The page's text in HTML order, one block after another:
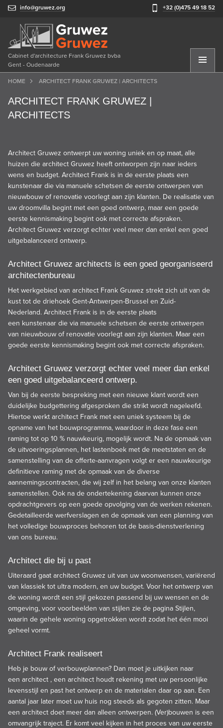
info@gruwez.org +32 (0)475 49 18 52
Cabinet d'architecture Frank Gruwez bvba
Gent - Oudenaarde
HOME ARCHITECT FRANK GRUWEZ | ARCHITECTS
ARCHITECT FRANK GRUWEZ |
ARCHITECTS
Architect Gruwez ontwerpt uw woning uniek en op maat, alle
huizen die architect Gruwez heeft ontworpen zijn naar ieders
wens en budget. Architect Frank is in de eerste plaats een
kunstenaar die via manuele schetsen de eerste ontwerpen van
nieuwbouw of renovatie voorlegt aan zijn klanten. De realisatie van
uw droomvilla begint met een goed ontwerp, maar een goede
eerste kennismaking begint ook met correcte afspraken.
Architect Gruwez verzorgt echter veel meer dan enkel een goed
uitgebalanceerd ontwerp.
Architect Gruwez architects is een goed georganiseerd
architectenbureau
Het werkgebied van architect Frank Gruwez strekt zich uit van de
kust tot de driehoek Gent-Antwerpen-Brussel en Zuid-
Nederland. Architect Frank is in de eerste plaats
een kunstenaar die via manuele schetsen de eerste ontwerpen
van nieuwbouw of renovatie voorlegt aan zijn klanten. Maar een
goede eerste kennismaking begint ook met correcte afspraken.
Architect Gruwez verzorgt echter veel meer dan enkel
een goed uitgebalanceerd ontwerp.
Van bij de eerste bespreking met een nieuwe klant wordt een
duidelijke budgettering afgesproken die strikt wordt nageleefd.
Hiertoe werkt architect Frank met een uniek systeem bij de
opname van het bouwprogramma, waardoor in deze fase een
raming tot op 10 % nauwkeurig, mogelijk wordt. Na de opmaak van
de uitvoeringsplannen, het lastenboek met de meetstaten en de
samenstelling van de offerte-aanvragen volgt er een nauwkeurige
definitieve raming met de opmaak van de diverse
aannemingscontracten, die wij zelf in het belang van onze klanten
samenstellen. Ook na de ondertekening daarvan kunnen onze
opdrachtgevers op een goede opvolging van de werken rekenen.
Gedetailleerde werfverslagen en de opmaak van een planning van
het volledige bouwproces behoren tot de basis-dienstverlening
van ons bureau.
Architect die bij u past
Uiteraard gaat architect Gruwez uit van uw woonwensen, variërend
van klassiek tot ultra modern, en uw budget. Voor het ontwerp van
de woning wordt een stijl gekozen passend bij uw wensen en de
omgeving, voor voorbeelden van stijlen zie de pagina Stijlen,
waarin de gehele woning opgetrokken wordt zodat het één mooi
geheel vormt.
Architect Frank realiseert
Heb je bouw ofverbouwplannen? Dan moet je uitkijken naar
een architect , een architect houdt rekening met uw persoonlijke
levensstijl en past het ontwerp en de materialen daar op aan. Een
aantal jaar later moet uw huis nog steeds als gegoten zitten. Maar
een architect doet meer dan alleen ontwerpen. (Ver)bouwen is een
omvangrijk traject. Er komt veel kijken in het proces van uw eerste